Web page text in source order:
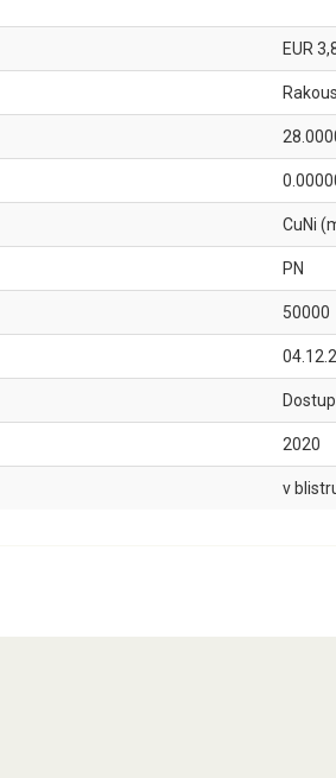
EUR
CuNi
PN
50000
2020
v